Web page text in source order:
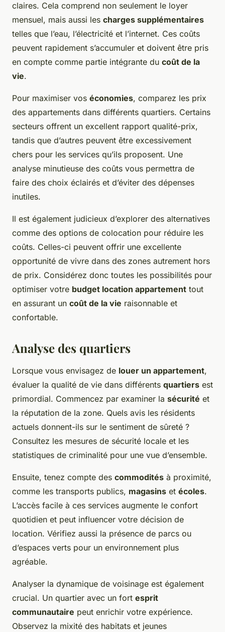
claires. Cela comprend non seulement le loyer
mensuel, mais aussi les charges supplémentaires
telles que l’eau, l’électricité et l’internet. Ces coûts
peuvent rapidement s’accumuler et doivent être pris
en compte comme partie intégrante du coût de la
vie.
Pour maximiser vos économies, comparez les prix
des appartements dans différents quartiers. Certains
secteurs offrent un excellent rapport qualité-prix,
tandis que d’autres peuvent être excessivement
chers pour les services qu’ils proposent. Une
analyse minutieuse des coûts vous permettra de
faire des choix éclairés et d’éviter des dépenses
inutiles.
Il est également judicieux d’explorer des alternatives
comme des options de colocation pour réduire les
coûts. Celles-ci peuvent offrir une excellente
opportunité de vivre dans des zones autrement hors
de prix. Considérez donc toutes les possibilités pour
optimiser votre budget location appartement tout
en assurant un coût de la vie raisonnable et
confortable.
Analyse des quartiers
Lorsque vous envisagez de louer un appartement,
évaluer la qualité de vie dans différents quartiers est
primordial. Commencez par examiner la sécurité et
la réputation de la zone. Quels avis les résidents
actuels donnent-ils sur le sentiment de sûreté ?
Consultez les mesures de sécurité locale et les
statistiques de criminalité pour une vue d’ensemble.
Ensuite, tenez compte des commodités à proximité,
comme les transports publics, magasins et écoles.
L’accès facile à ces services augmente le confort
quotidien et peut influencer votre décision de
location. Vérifiez aussi la présence de parcs ou
d’espaces verts pour un environnement plus
agréable.
Analyser la dynamique de voisinage est également
crucial. Un quartier avec un fort esprit
communautaire peut enrichir votre expérience.
Observez la mixité des habitats et jeunes